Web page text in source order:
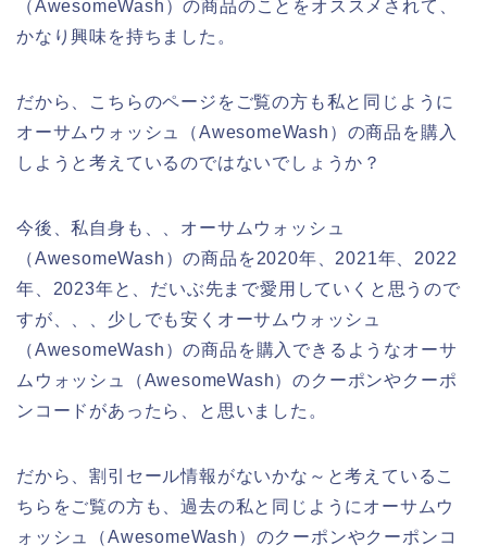
（AwesomeWash）の商品のことをオススメされて、
かなり興味を持ちました。
だから、こちらのページをご覧の方も私と同じように
オーサムウォッシュ（AwesomeWash）の商品を購入
しようと考えているのではないでしょうか？
今後、私自身も、、オーサムウォッシュ
（AwesomeWash）の商品を2020年、2021年、2022
年、2023年と、だいぶ先まで愛用していくと思うので
すが、、、少しでも安くオーサムウォッシュ
（AwesomeWash）の商品を購入できるようなオーサ
ムウォッシュ（AwesomeWash）のクーポンやクーポ
ンコードがあったら、と思いました。
だから、割引セール情報がないかな～と考えているこ
ちらをご覧の方も、過去の私と同じようにオーサムウ
ォッシュ（AwesomeWash）のクーポンやクーポンコ